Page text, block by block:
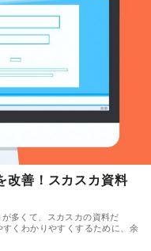
改善！スカスカ資料
多くて、スカスカの資料だ
くわかりやすくするために、余